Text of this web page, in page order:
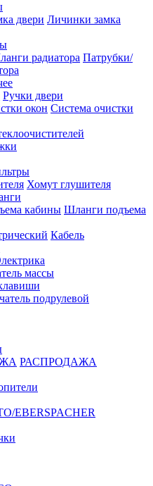
Личинки замка
Патрубки/
Ручки двери
Система очистки
Хомут глушителя
Шланги подъема
Кабель
массы
подрулевой
РАСПРОДАЖА
EBERSPACHER